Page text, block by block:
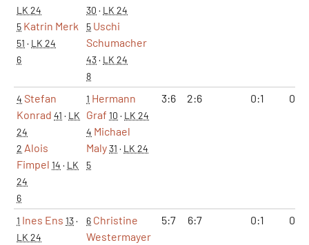
LK 24
5 Katrin Merk
51 · LK 24
6
30 · LK 24
5 Uschi
Schumacher
43· LK 24
8
4 Stefan
Konrad 41 · LK
24
2 Alois
Fimpel 14 · LK
24
6
1 Hermann
Graf 10 · LK 24
4 Michael
Maly31 · LK 24
5
3:6 2:6 0:1 0:2
1 Ines Ens 13·
LK 24
6 Christine
Westermayer
5:7 6:7 0:1 0:2